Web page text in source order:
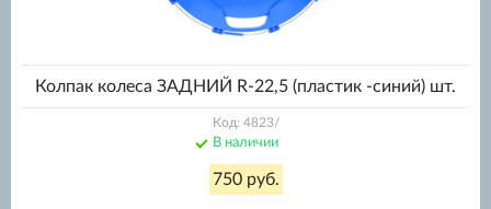
Колпак колеса ЗАДНИЙ R-22,5 (пластик -синий) шт.
Код: 4823/
В наличии
750 руб.